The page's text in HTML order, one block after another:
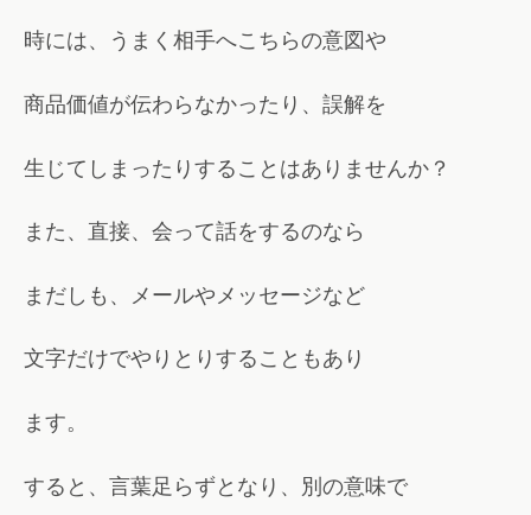
時には、うまく相手へこちらの意図や
商品価値が伝わらなかったり、誤解を
生じてしまったりすることはありませんか？
また、直接、会って話をするのなら
まだしも、メールやメッセージなど
文字だけでやりとりすることもあり
ます。
すると、言葉足らずとなり、別の意味で